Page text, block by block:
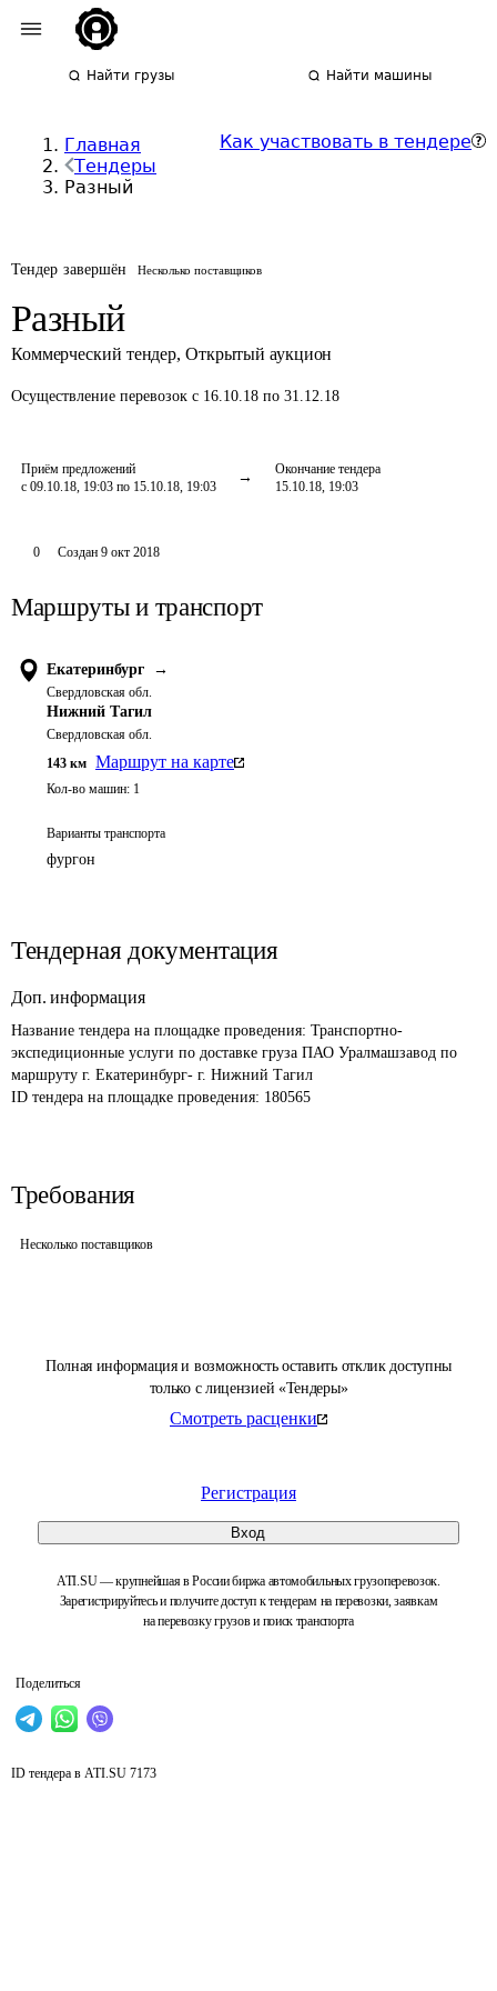
Найти грузы Найти машины
Главная
Тендеры
Разный
Как участвовать в тендере
Тендер завершён Несколько поставщиков
Разный
Коммерческий тендер, Открытый аукцион
Осуществление перевозок с 16.10.18 по 31.12.18
Приём предложений
с 09.10.18, 19:03 по 15.10.18, 19:03
Окончание тендера
15.10.18, 19:03
Полная информация и возможность оставить отклик доступны
только с лицензией «Тендеры»
Смотреть расценки
Регистрация
Вход
ATI.SU — крупнейшая в России биржа автомобильных грузоперевозок.
Зарегистрируйтесь и получите доступ к тендерам на перевозки, заявкам
на перевозку грузов и поиск транспорта
Поделиться
0 Создан 9 окт 2018
Маршруты и транспорт
Екатеринбург →
Свердловская обл.
Нижний Тагил
Свердловская обл.
143 км Маршрут на карте
Кол-во машин: 1
Варианты транспорта
фургон
Тендерная документация
Доп. информация
Название тендера на площадке проведения: Транспортно-
экспедиционные услуги по доставке груза ПАО Уралмашзавод по
маршруту г. Екатеринбург- г. Нижний Тагил
ID тендера на площадке проведения: 180565
Требования
Несколько поставщиков
ID тендера в ATI.SU 7173